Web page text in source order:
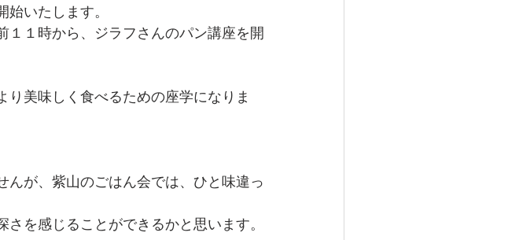
いたします。
１時から、ジラフさんのパン講座を開
美味しく食べるための座学になりま
が、紫山のごはん会では、ひと味違っ
を感じることができるかと思います。